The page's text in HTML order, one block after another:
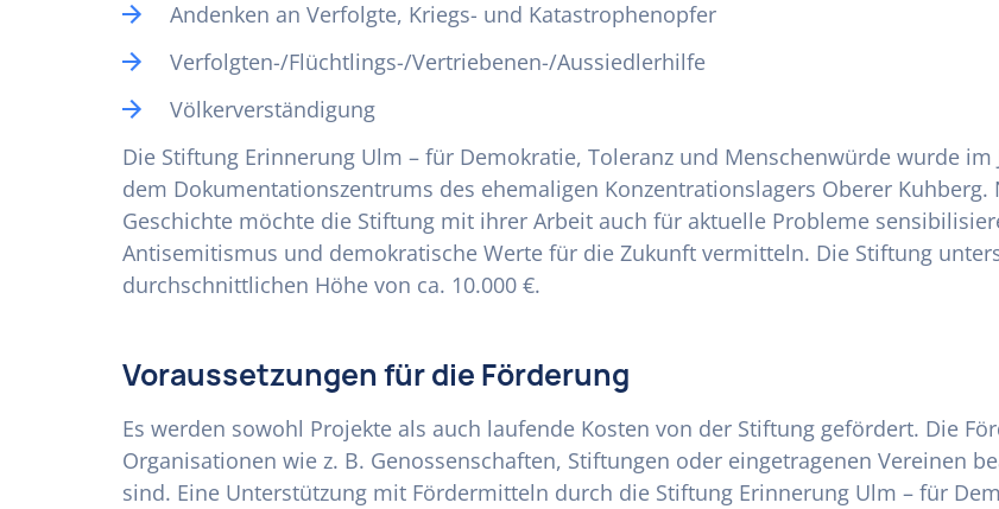
Andenken an Verfolgte, Kriegs- und Katastrophenopfer
Verfolgten-/Flüchtlings-/Vertriebenen-/Aussiedlerhilfe
Völkerverständigung
Die Stiftung Erinnerung Ulm – für Demokratie, Toleranz und Menschenwürde wurde
dem Dokumentationszentrums des ehemaligen Konzentrationslagers Oberer
Geschichte möchte die Stiftung mit ihrer Arbeit auch für aktuelle Probleme
Antisemitismus und demokratische Werte für die Zukunft vermitteln. Die Stiftung
durchschnittlichen Höhe von ca. 10.000 €.
Voraussetzungen für die Förderung
Es werden sowohl Projekte als auch laufende Kosten von der Stiftung gefördert. Die
Organisationen wie z. B. Genossenschaften, Stiftungen oder eingetragenen Vereinen
sind. Eine Unterstützung mit Fördermitteln durch die Stiftung Erinnerung Ulm – für